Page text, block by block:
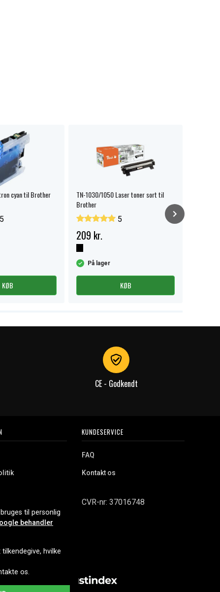
cyan til Brother
5
KØB
TN-1030/1050 Laser toner sort til
Brother
5
209 kr.
På lager
KØB
CE - Godkendt
KUNDESERVICE
FAQ
Kontakt os
CVR-nr: 37016748
til personlig
behandler
hvilke
os.